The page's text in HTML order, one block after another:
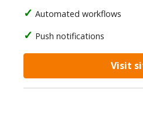
Automated workflows
Push notifications
Visit